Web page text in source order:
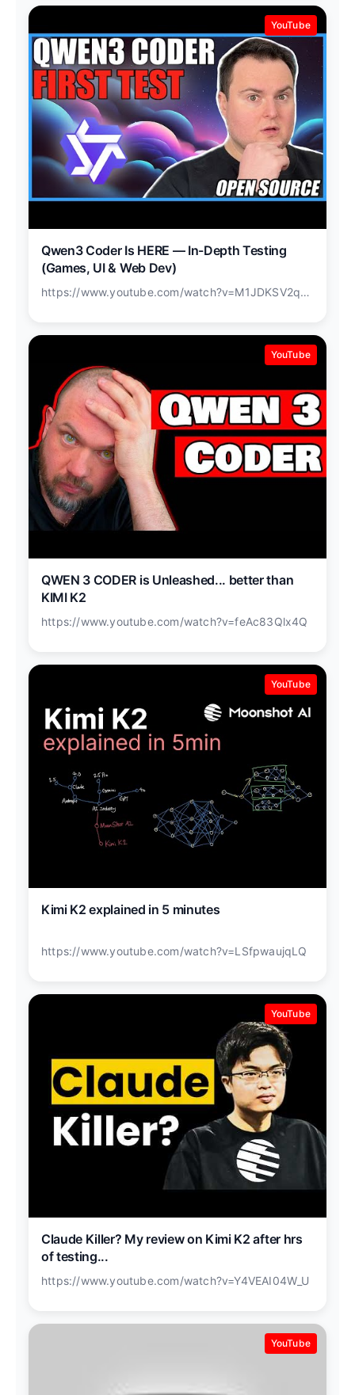
YouTube
Qwen3 Coder Is HERE — In-Depth Testing
(Games, UI & Web Dev)
https://www.youtube.com/watch?v=M1JDKSV2q3o
YouTube
QWEN 3 CODER is Unleashed... better than
KIMI K2
https://www.youtube.com/watch?v=feAc83Qlx4Q
YouTube
Kimi K2 explained in 5 minutes
https://www.youtube.com/watch?v=LSfpwaujqLQ
YouTube
Claude Killer? My review on Kimi K2 after hrs
of testing...
https://www.youtube.com/watch?v=Y4VEAI04W_U
YouTube